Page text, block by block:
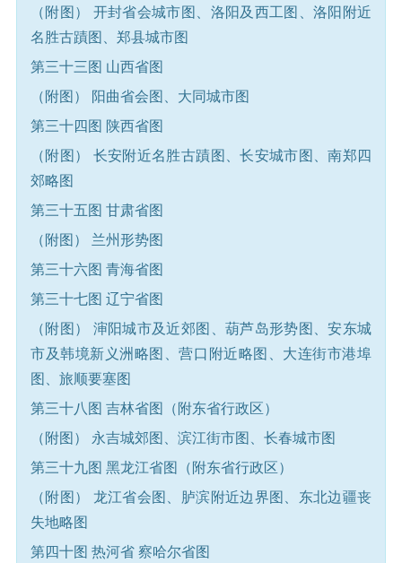
（附图） 开封省会城市图、洛阳及西工图、洛阳附近
名胜古蹟图、郑县城市图
第三十三图 山西省图
（附图） 阳曲省会图、大同城市图
第三十四图 陕西省图
（附图） 长安附近名胜古蹟图、长安城市图、南郑四
郊略图
第三十五图 甘肃省图
（附图） 兰州形势图
第三十六图 青海省图
第三十七图 辽宁省图
（附图） 渖阳城市及近郊图、葫芦岛形势图、安东城
市及韩境新义洲略图、营口附近略图、大连街市港埠
图、旅顺要塞图
第三十八图 吉林省图（附东省行政区）
（附图） 永吉城郊图、滨江街市图、长春城市图
第三十九图 黑龙江省图（附东省行政区）
（附图） 龙江省会图、胪滨附近边界图、东北边疆丧
失地略图
第四十图 热河省 察哈尔省图